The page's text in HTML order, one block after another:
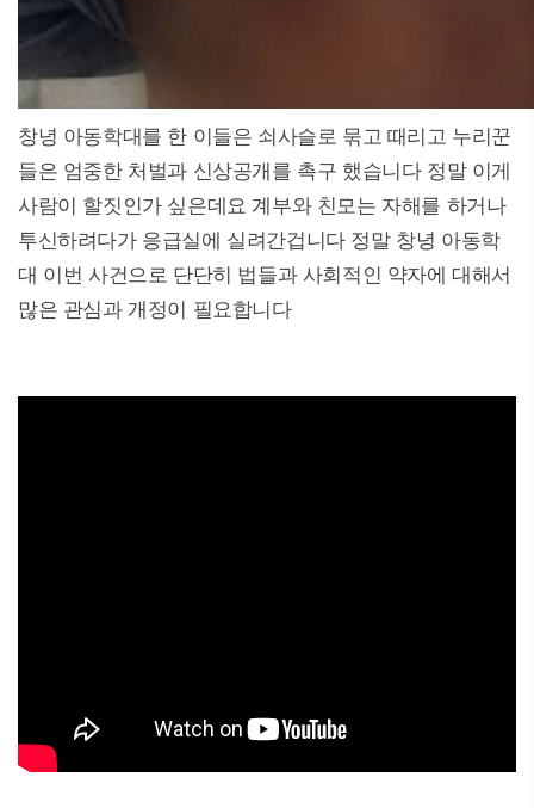
창녕 아동학대를 한 이들은 쇠사슬로 묶고 때리고 누리꾼
들은 엄중한 처벌과 신상공개를 촉구 했습니다 정말 이게
사람이 할짓인가 싶은데요 계부와 친모는 자해를 하거나
투신하려다가 응급실에 실려간겁니다 정말 창녕 아동학
대 이번 사건으로 단단히 법들과 사회적인 약자에 대해서
많은 관심과 개정이 필요합니다